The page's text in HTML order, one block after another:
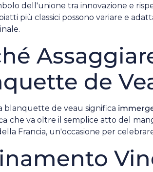
dell'unione tra innovazione e
più classici possono variare e
de
blanquette de veau significa
che va oltre il semplice atto del
Francia, un'occasione per